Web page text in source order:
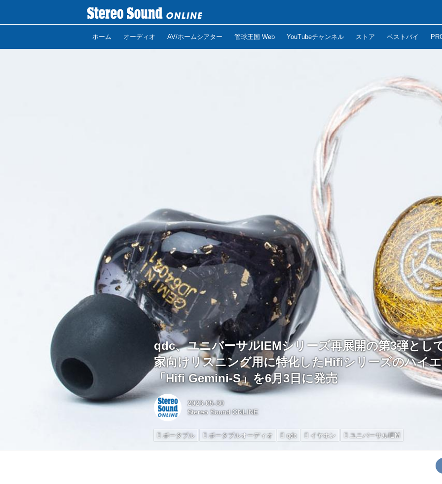
ホーム オーディオ AV/ホームシアター 管球王国 Web YouTubeチャンネル ストア ベストバイ
qdc、ユニバーサルIEMシリーズ再展開の第3弾とし
家向けリスニング用に特化したHifiシリーズのハイ
「Hifi Gemini-S」を6月3日に発売
2023-05-30
Stereo Sound ONLINE
ポータブル ポータブルオーディオ qdc イヤホン ユニバーサルIEM